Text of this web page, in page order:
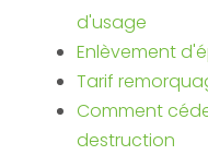
d'usage
Enlèvement
Tarif
Comment
destruction